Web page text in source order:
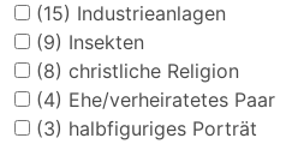
(15) Industrieanlagen
(9) Insekten
(8) christliche Religion
(4) Ehe/verheiratetes Paar
(3) halbfiguriges Porträt